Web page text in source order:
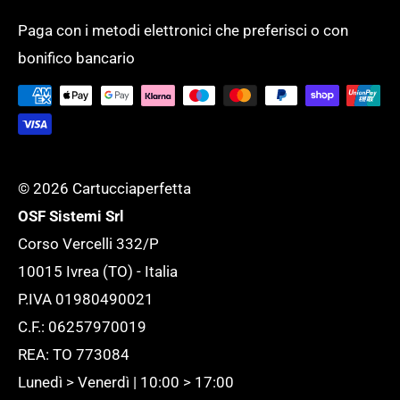
completo di oltre 50.000 prodotti per
supportare l'ufficio ed adattarlo ad ogni
esigenza.
SERVIZI GENERALI
Tempi di evasione
Tutte le novità
Paga con i metodi elettronici che preferisci o con
bonifico bancario
© 2026 Cartucciaperfetta
OSF Sistemi Srl
Corso Vercelli 332/P
10015 Ivrea (TO) - Italia
P.IVA 01980490021
C.F.: 06257970019
REA: TO 773084
Lunedì > Venerdì | 10:00 > 17:00